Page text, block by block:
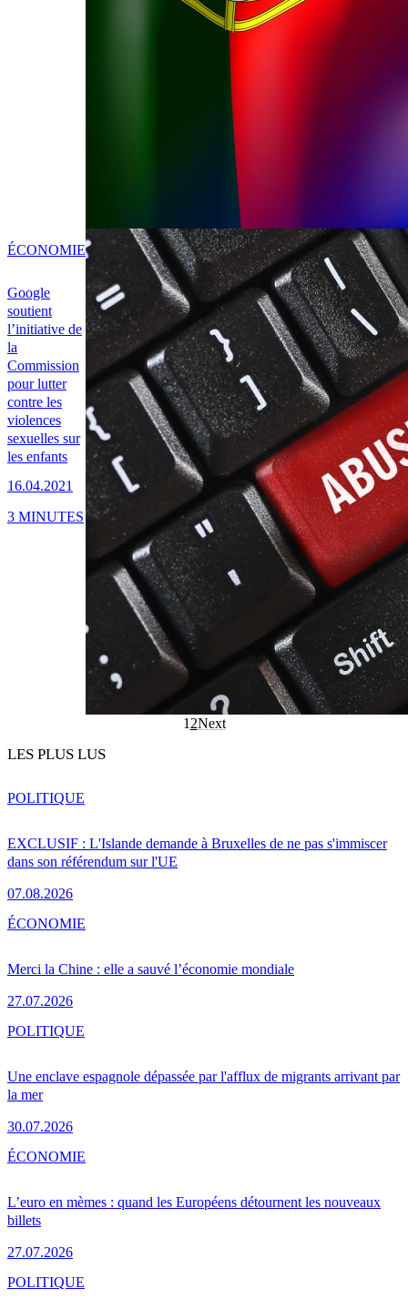
Google
soutient
l’initiative de
la
Commission
pour lutter
contre les
violences
sexuelles sur
les enfants
16.04.2021
ÉCONOMIE
3 MINUTES
1 2Next
LES PLUS LUS
EXCLUSIF : L'Islande demande à Bruxelles de ne pas s'immiscer
dans son référendum sur l'UE
07.08.2026
POLITIQUE
Merci la Chine : elle a sauvé l’économie mondiale
27.07.2026
ÉCONOMIE
Une enclave espagnole dépassée par l'afflux de migrants arrivant par
la mer
30.07.2026
POLITIQUE
L’euro en mèmes : quand les Européens détournent les nouveaux
billets
27.07.2026
ÉCONOMIE
POLITIQUE